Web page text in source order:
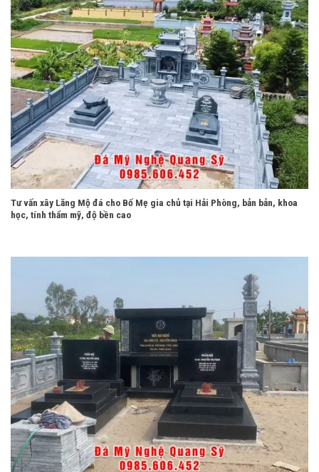
Tư vấn xây Lăng Mộ đá cho Bố Mẹ gia chủ tại Hải Phòng, bản bản, khoa
học, tính thẩm mỹ, độ bền cao